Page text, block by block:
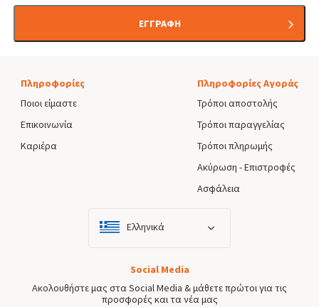
ΕΓΓΡΑΦΗ
Πληροφορίες
Ποιοι είμαστε
Επικοινωνία
Καριέρα
Πληροφορίες Αγοράς
Τρόποι αποστολής
Τρόποι παραγγελίας
Τρόποι πληρωμής
Ακύρωση - Επιστροφές
Ασφάλεια
Ελληνικά
Social Media
Ακολουθήστε μας στα Social Media & μάθετε πρώτοι για τις
προσφορές και τα νέα μας